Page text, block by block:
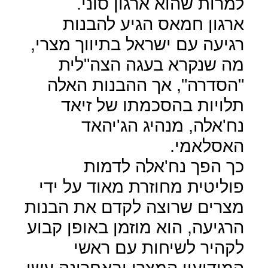
ארגון חמאס הגיע להבנות
רגיעה עם ישראל בתיווך מצרי,
מה שנקרא בעגה הצה"לית
"הסדרה", אך ההבנות האלה
תלויות בהסכמתו של זיאד
נח'אלה, מנהיג הג'יהאד
האסלאמי.
כך הפך נח'אלה לדמות
פוליטית מחוזרת מאוד על ידי
מצרים שרוצה לקדם את הבנות
הרגיעה, הוא מוזמן באופן קבוע
לקהיר לשיחות עם ראשי